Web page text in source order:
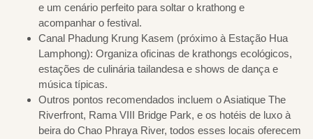
e um cenário perfeito para soltar o krathong e
acompanhar o festival.
Canal Phadung Krung Kasem (próximo à Estação Hua
Lamphong): Organiza oficinas de krathongs ecológicos,
estações de culinária tailandesa e shows de dança e
música típicas.
Outros pontos recomendados incluem o Asiatique The
Riverfront, Rama VIII Bridge Park, e os hotéis de luxo à
beira do Chao Phraya River, todos esses locais oferecem